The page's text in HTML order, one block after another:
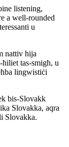
listening,
a well-rounded
u
nattiv hija
tas-smigħ, u
lingwistiċi
bis-Slovakk
Slovakka, aqra
Slovakka.